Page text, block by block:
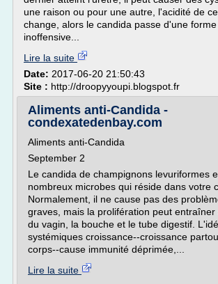
une raison ou pour une autre, l'acidité de
change, alors le candida passe d'une
inoffensive...
Lire la suite
Date: 2017-06-20 21:50:43
Site : http://droopyyoupi.blogspot.fr
Aliments anti-Candida -
condexatedenbay.com
Aliments anti-Candida
September 2
Le candida de champignons levuriformes
nombreux microbes qui réside dans votre
Normalement, il ne cause pas des
graves, mais la prolifération peut entraîner
du vagin, la bouche et le tube digestif.
systémiques croissance--croissance
corps--cause immunité déprimée,...
Lire la suite